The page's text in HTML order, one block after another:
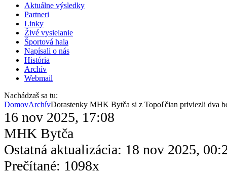
Aktuálne výsledky
Partneri
Linky
Živé vysielanie
Športová hala
Napísali o nás
História
Archív
Webmail
Nachádzaš sa tu:
DomovArchívDorastenky MHK Bytča si z Topoľčian priviezli dva
16 nov 2025, 17:08
MHK Bytča
Ostatná aktualizácia: 18 nov 2025,
Prečítané: 1098x